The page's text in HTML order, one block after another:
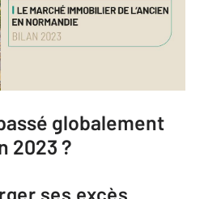
globalement
2023 ?